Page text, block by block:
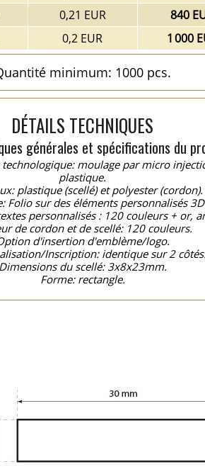
0,21 EUR
840
0,2 EUR 1 000
minimum: 1000 pcs.
DÉTAILS TECHNIQUES
générales et spécifications du
technologique: moulage par micro
plastique.
plastique (scellé) et polyester (cordon).
Folio sur des éléments personnalisés
personnalisés : 120 couleurs + or,
de cordon et de scellé: 120 couleurs.
d'insertion d'emblème/logo.
Inscription: identique sur 2
Dimensions du scellé: 3x8x23mm.
Forme: rectangle.